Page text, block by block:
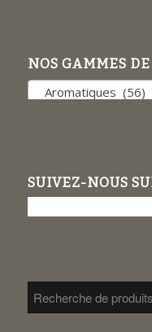
NOS GAMMES
Aromatiques (56)
SUIVEZ-NOUS